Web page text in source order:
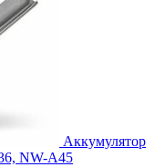
Аккумулятор
NW-A45